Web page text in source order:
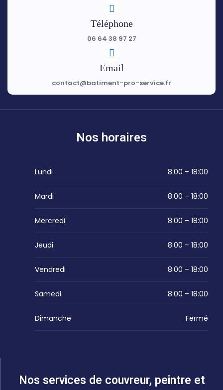
Téléphone
06 64 38 97 27
Email
contact@batiment-pro-service.fr
Nos horaires
Lundi 8:00 – 18:00
Mardi 8:00 – 18:00
Mercredi 8:00 – 18:00
Jeudi 8:00 – 18:00
Vendredi 8:00 – 18:00
Samedi 8:00 – 18:00
Dimanche Fermé
Nos services de couvreur, peintre et